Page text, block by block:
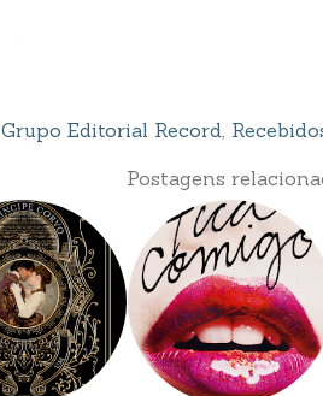
Grupo Editorial Record,
Postagens